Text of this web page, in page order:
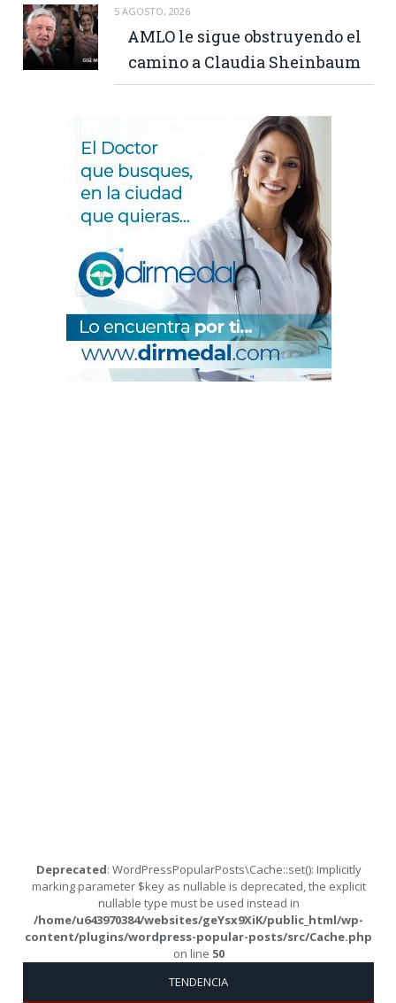
5 AGOSTO, 2026
AMLO le sigue obstruyendo el
camino a Claudia Sheinbaum
Deprecated: WordPressPopularPosts\Cache::set(): Implicitly
marking parameter $key as nullable is deprecated, the explicit
nullable type must be used instead in
/home/u643970384/websites/geYsx9XiK/public_html/wp-
content/plugins/wordpress-popular-posts/src/Cache.php
on line 50
TENDENCIA